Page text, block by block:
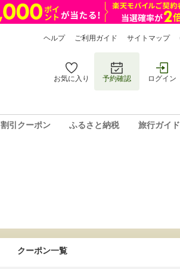
ヘルプ ご利用ガイド サイトマップ
お気に入り 予約確認 ログイン
割引クーポン ふるさと納税 旅行ガイド
クーポン一覧